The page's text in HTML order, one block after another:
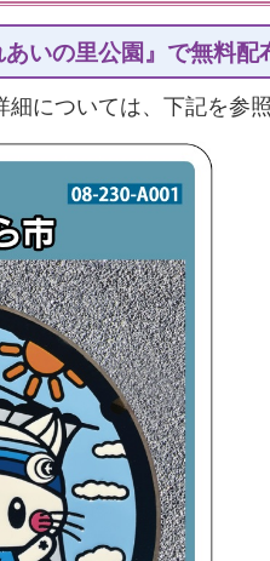
あいの里公園』で無料
については、下記を参照